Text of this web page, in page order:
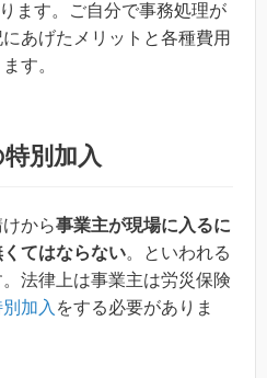
ます。ご自分で事務処理が
あげたメリットと各種費用
す。
別加入
から事業主が現場に入るに
てはならない。といわれる
法律上は事業主は労災保険
加入 をする必要がありま